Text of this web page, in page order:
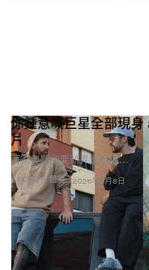
SPORTS 體育
你鍾意嘅巨星全部現
片
而家奧斯卡要頒畀邊個呢…
2026年5月8日